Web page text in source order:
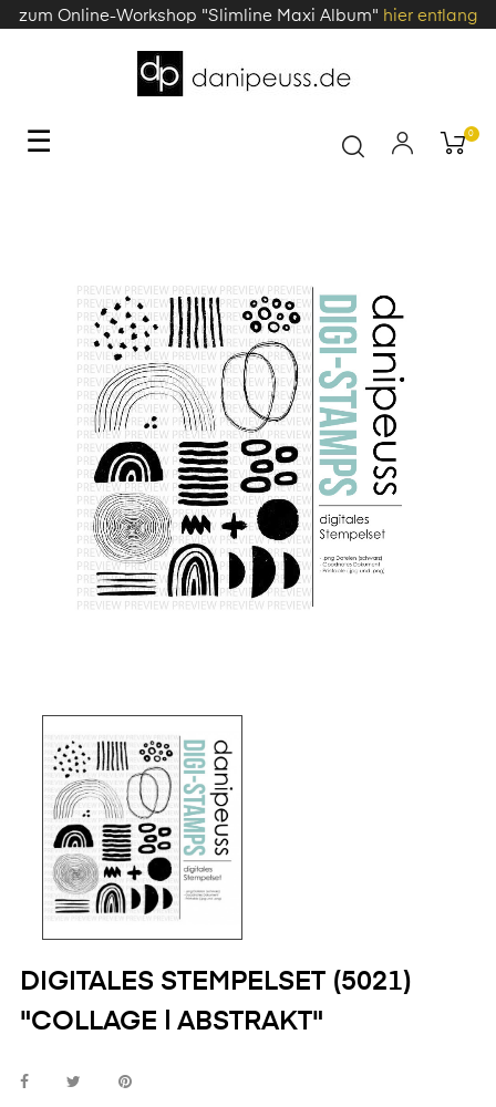
zum Online-Workshop "Slimline Maxi Album" hier entlang
Toggle
☰ 0
DIGITALES STEMPELSET (5021)
"COLLAGE | ABSTRAKT"